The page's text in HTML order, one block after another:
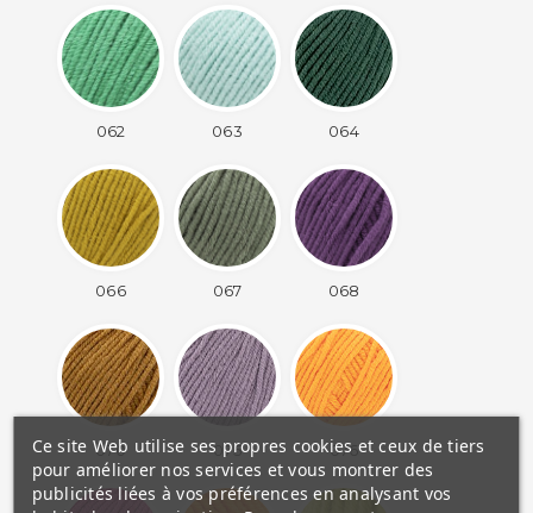
062 063 064
066 067 068
070 075 076
Ce site Web utilise ses propres cookies et ceux de tiers
pour améliorer nos services et vous montrer des
publicités liées à vos préférences en analysant vos